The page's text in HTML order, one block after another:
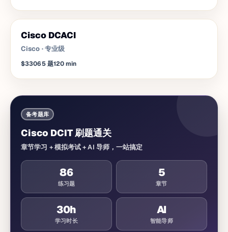
Cisco DCACI
Cisco ·专业级
$33065 题120min
备考题库
Cisco DCIT 刷题通关
章节学习 + 模拟考试 + AI 导师，一站搞定
86
练习题
5
章节
30h
学习时长
AI
智能导师